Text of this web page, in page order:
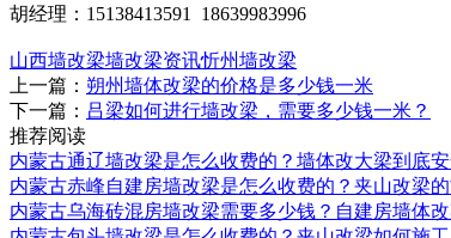
胡经理：15138413591 18639983996
山西墙改梁墙改梁资讯忻州墙改梁
上一篇： 朔州墙体改梁的价格是多少钱一米
下一篇： 吕梁如何进行墙改梁，需要多少钱一米？
推荐阅读
内蒙古通辽墙改梁是怎么收费的？墙体改大梁到底
内蒙古赤峰自建房墙改梁是怎么收费的？夹山改梁
内蒙古乌海砖混房墙改梁需要多少钱？自建房墙体